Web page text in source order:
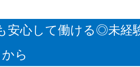
安心して働ける◎未経
ら